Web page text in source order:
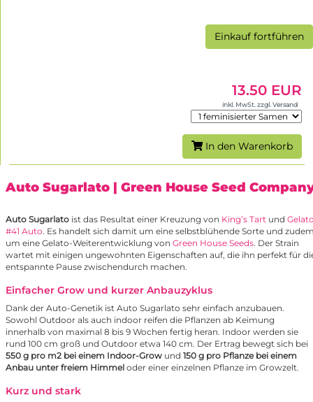
Einkauf fortführen
13.50 EUR
inkl. MwSt. zzgl. Versand
In den Warenkorb
Auto Sugarlato | Green House Seed
Auto Sugarlato ist das Resultat einer Kreuzung von King’s Tart und
#41 Auto. Es handelt sich damit um eine selbstblühende Sorte und
um eine Gelato-Weiterentwicklung von Green House Seeds. Der Strain
wartet mit einigen ungewohnten Eigenschaften auf, die ihn perfekt für
entspannte Pause zwischendurch machen.
Einfacher Grow und kurzer Anbauzyklus
Dank der Auto-Genetik ist Auto Sugarlato sehr einfach anzubauen.
Sowohl Outdoor als auch indoor reifen die Pflanzen ab Keimung
innerhalb von maximal 8 bis 9 Wochen fertig heran. Indoor werden sie
rund 100 cm groß und Outdoor etwa 140 cm. Der Ertrag bewegt sich bei
550 g pro m2 bei einem Indoor-Grow und 150 g pro Pflanze bei einem
Anbau unter freiem Himmel oder einer einzelnen Pflanze im Growzelt.
Kurz und stark